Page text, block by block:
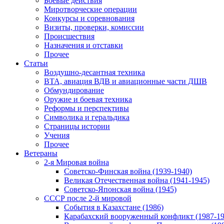
Миротворческие операции
Конкурсы и соревнования
Визиты, проверки, комиссии
Происшествия
Назначения и отставки
Прочее
Статьи
Воздушно-десантная техника
ВТА, авиация ВДВ и авиационные части ДШВ
Обмундирование
Оружие и боевая техника
Реформы и перспективы
Символика и геральдика
Страницы истории
Учения
Прочее
Ветераны
2-я Мировая война
Советско-Финская война (1939-1940)
Великая Отечественная война (1941-1945)
Советско-Японская война (1945)
СССР после 2-й мировой
События в Казахстане (1986)
Карабахский вооруженный конфликт (1987-